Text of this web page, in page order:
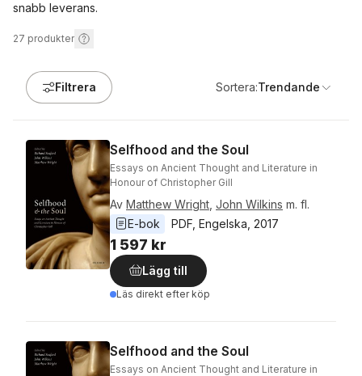
snabb leverans.
27 produkter
Filtrera Sortera:Trendande
Selfhood and the Soul
Essays on Ancient Thought and Literature in
Honour of Christopher Gill
Av Matthew Wright John Wilkins m. fl.
E-bok
PDF Engelska 2017
1 597 kr
Lägg till
Läs direkt efter köp
Selfhood and the Soul
Essays on Ancient Thought and Literature in